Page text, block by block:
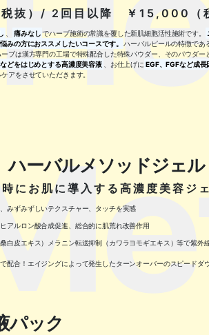
抜）/ 2回目以降 ￥15,000（
痛みなし でハーブ施術の常識を覆した新肌細胞活性施術です。
みの方におススメしたいコースです。
ハーバルピールの特徴であ
ブは漢方専門の工場で特殊配合した特殊パウダー、そのパウダー
どをはじめとする高濃度美容液
、お仕上げに EGF、FGFなど成
アをさせていただきます。
ーバルメソッドジェル
にお肌に導入する高濃度美容ジ
みずみずしいテクスチャー、タッチを実感
アルロン酸合成促進、総合的に肌荒れ改善作用
白皮エキス）メラニン転送抑制（カワラヨモギエキス）等で紫外
配合！エイジングによって発生したターンオーバーのスピードダ
パック